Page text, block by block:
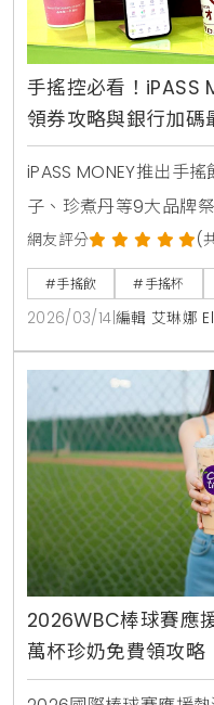
手搖控必看！iPASS
領券攻略與銀行加碼
iPASS MONEY推出手
子、珍煮丹等9大品牌
入指定代碼即可領取優
值金，綁定信用卡最高
網友評分 (
#手搖飲 #手搖杯
2026/03/14 編輯 艾琳娜
2026WBC棒球賽應
萬杯珍奶免費領攻略